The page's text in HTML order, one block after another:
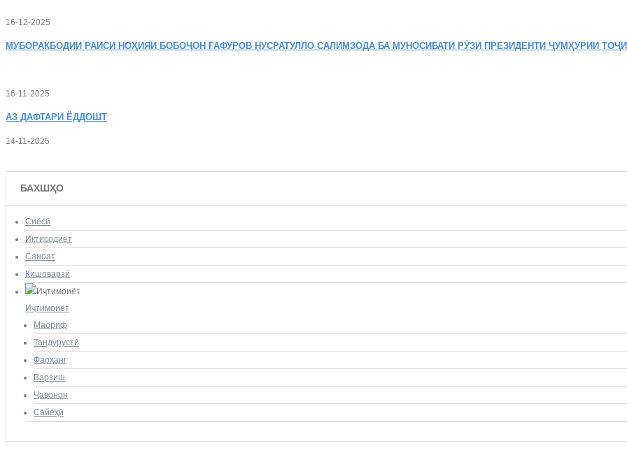
16-12-2025
МУБОРАКБОДИИ РАИСИ НОҲИЯИ БОБОҶОН ҒАФУРОВ НУСРАТУЛЛО САЛИМЗОДА БА МУНОСИБАТИ РӮЗИ ПРЕЗИДЕНТИ ҶУМҲУРИИ
16-11-2025
АЗ ДАФТАРИ ЁДДОШТ
14-11-2025
БАХШҲО
Сиёсӣ
Иқтисодиёт
Саноат
Кишоварзӣ
Иҷтимоиёт
Маориф
Тандурустӣ
Фарҳанг
Варзиш
Ҷавонон
Сайёҳӣ